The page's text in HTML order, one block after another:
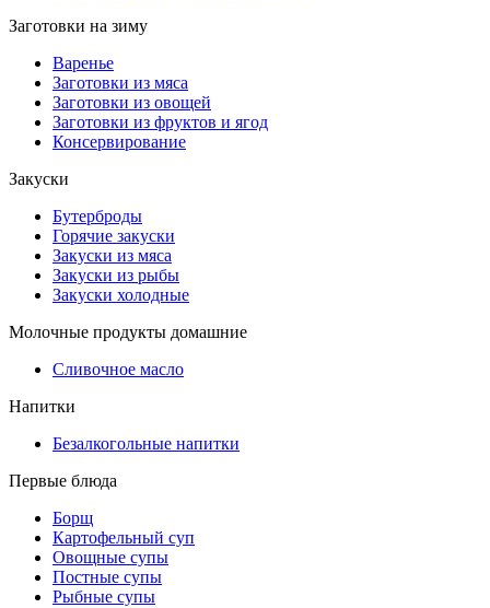
Заготовки на зиму
Варенье
Заготовки из мяса
Заготовки из овощей
Заготовки из фруктов и ягод
Консервирование
Закуски
Бутерброды
Горячие закуски
Закуски из мяса
Закуски из рыбы
Закуски холодные
Молочные продукты домашние
Сливочное масло
Напитки
Безалкогольные напитки
Первые блюда
Борщ
Картофельный суп
Овощные супы
Постные супы
Рыбные супы